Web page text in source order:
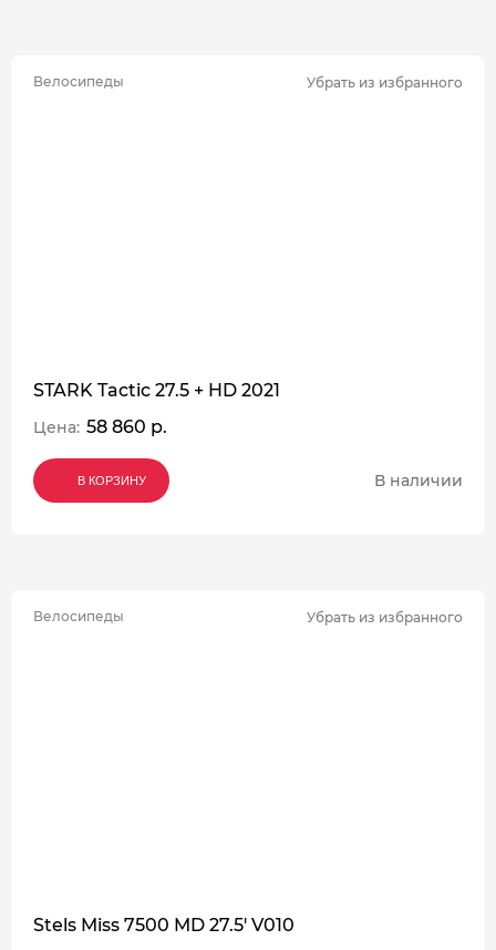
Велосипеды Убрать из избранного
STARK Tactic 27.5 + HD 2021
Цена: 58 860 р.
В КОРЗИНУ
В КОРЗИНУ
В КОРЗИНУ В наличии
Велосипеды Убрать из избранного
Stels Miss 7500 MD 27.5' V010